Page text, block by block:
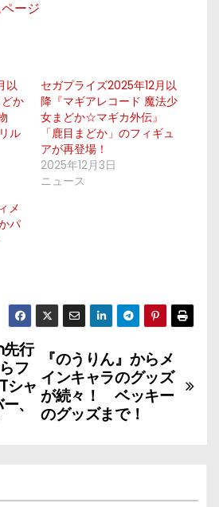
ージ
以
か
ル
セガプライズ2025年12月以
降『マギアレコード 魔法少
女まどか☆マギカ外伝』
「鹿目まどか」のフィギュ
アが再登場！
2025年12月3日
ニュース
メ
パ
『のうりん』からメ
インキャラのグッズ
が続々！ ベッキー
のグッズまで！
行
フ
シャ
、